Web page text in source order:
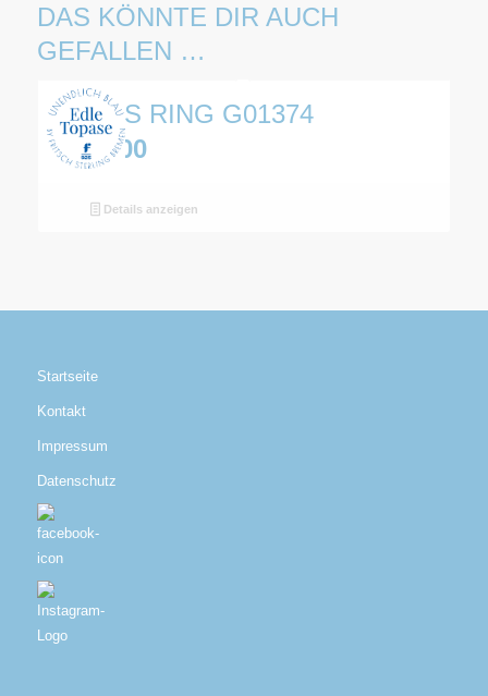
DAS KÖNNTE DIR AUCH
GEFALLEN …
TOPAS RING G01374
€ 249,00
Details anzeigen
Startseite
Kontakt
Impressum
Datenschutz